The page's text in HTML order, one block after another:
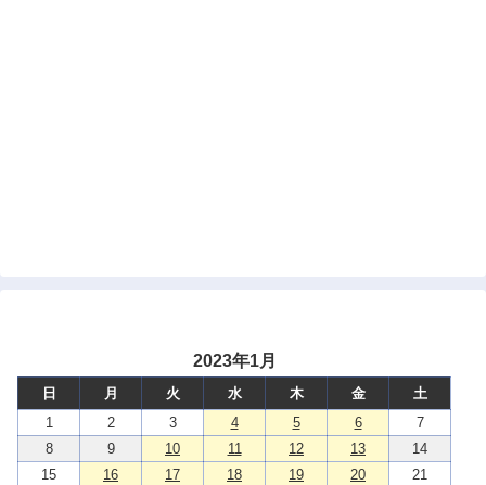
2023年1月
日 月 火 水 木 金
土
1
2 3 4 5 6
7
8
9 10 11 12 13
14
15
16 17 18 19 20
21